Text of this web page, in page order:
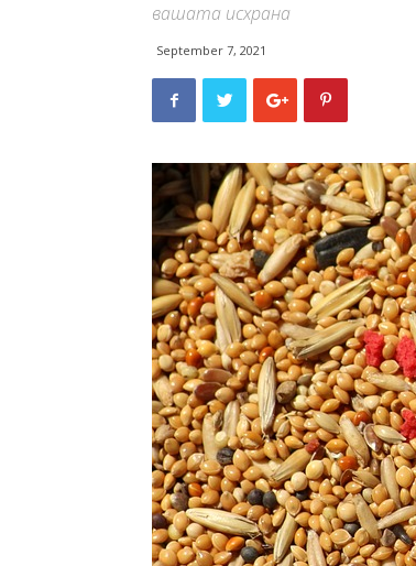
вашата исхрана
September 7, 2021